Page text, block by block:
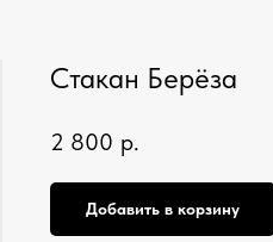
Стакан Берёза
2 800 р.
Добавить в корзину